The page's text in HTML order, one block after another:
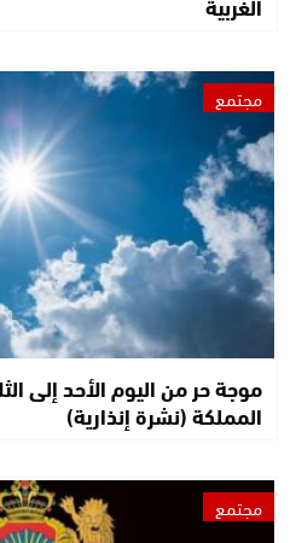
مجتمع
موجة حر من اليوم الأحد إلى
المملكة (نشرة إنذارية)
مجتمع